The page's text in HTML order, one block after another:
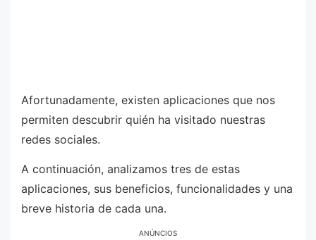
Afortunadamente, existen aplicaciones que nos
permiten descubrir quién ha visitado nuestras
redes sociales.
A continuación, analizamos tres de estas
aplicaciones, sus beneficios, funcionalidades y una
breve historia de cada una.
ANÚNCIOS